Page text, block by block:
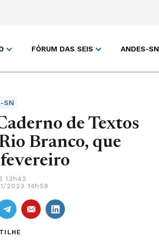
FÓRUM DAS SEIS ANDES-SN
SN
de Textos
Branco, que
13h42
2023 14h59